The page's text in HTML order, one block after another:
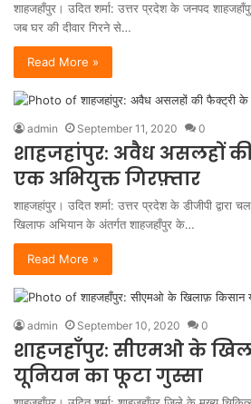
शाहजहाँपुर। उदित शर्मा: उत्तर प्रदेश के जनपद
जब घर की दीवार गिरने से…
Read More »
admin September 11, 2020 0
शाहजहांपुर: अवैध असलहों
एक अभियुक्त गिरफ़्तार
शाहजहांपुर। उदित शर्मा: उत्तर प्रदेश के डीजीपी द्वारा
खिलाफ अभियान के अंतर्गत शाहजहाँपुर के…
Read More »
admin September 10, 2020 0
शाहजहाँपुर: सीएमओ के
यूनियन का फूटा गुस्सा